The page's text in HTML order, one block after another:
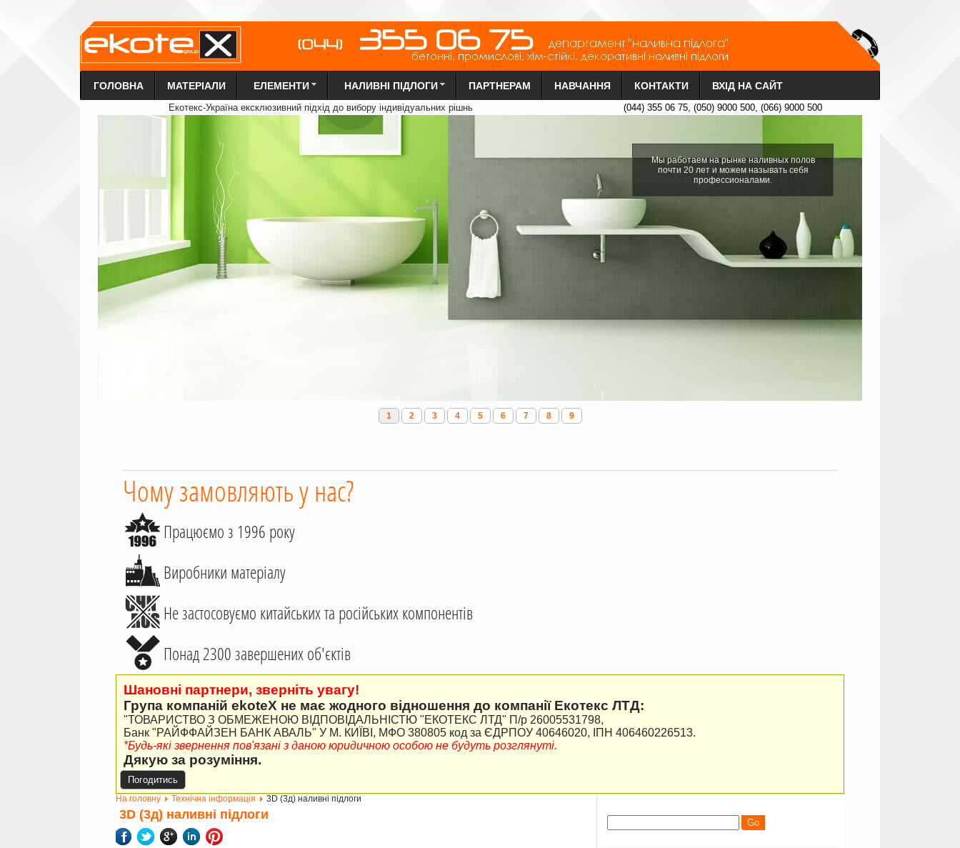
ГОЛОВНА МАТЕРІАЛИ ЕЛЕМЕНТИ НАЛИВНІ ПІДЛОГИ ПАРТНЕРАМ НАВЧАННЯ КОНТАКТИ ВХІД НА САЙТ
Екотекс-Україна ексклюзивний підхід до вибору індивідуальних рішнь (044) 355 06 75, (050) 9000 500, (066) 9000 500
Мы работаем на рынке наливных полов
почти 20 лет и можем называть себя
профессионалами.
1 2 3 4 5 6 7 8 9
Чому замовляють у нас?
Працюємо з 1996 року
Виробники матеріалу
Не застосовуємо китайських та російських компонентів
Понад 2300 завершених об'єктів
Шановні партнери, зверніть увагу!
Група компаній ekoteX не має жодного відношення до компанії Екотекс ЛТД:
"ТОВАРИСТВО З ОБМЕЖЕНОЮ ВІДПОВІДАЛЬНІСТЮ "ЕКОТЕКС ЛТД" П/р 26005531798,
Банк "РАЙФФАЙЗЕН БАНК АВАЛЬ" У М. КИЇВІ, МФО 380805 код за ЄДРПОУ 40646020, ІПН 406460226513.
*Будь-які звернення пов'язані з даною юридичною особою не будуть розглянуті.
Дякую за розуміння.
Погодитись
На головну Технічна інформація 3D (3д) наливні підлоги
3D (3д) наливні підлоги